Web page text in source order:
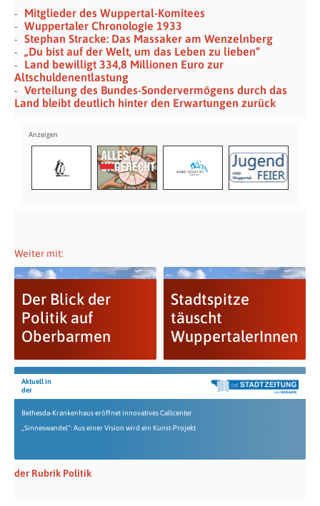
Mitglieder des Wuppertal-Komitees
Wuppertaler Chronologie 1933
Stephan Stracke: Das Massaker am Wenzelnberg
„Du bist auf der Welt, um das Leben zu lieben“
Land bewilligt 334,8 Millionen Euro zur
Altschuldenentlastung
Verteilung des Bundes-Sondervermögens durch das
Land bleibt deutlich hinter den Erwartungen zurück
Weiter mit:
Der Blick der
Politik auf
Oberbarmen
Stadtspitze
täuscht
WuppertalerInnen
Aktuell in
der
Bethesda-Krankenhaus eröffnet innovatives Callcenter
„Sinneswandel“: Aus einer Vision wird ein Kunst-Projekt
der Rubrik Politik